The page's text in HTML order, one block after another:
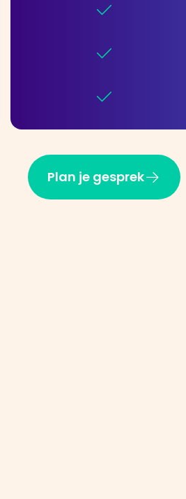
Plan je gesprek